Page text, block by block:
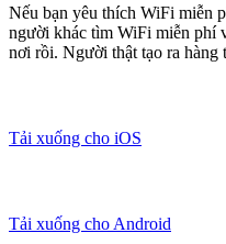
Nếu bạn yêu thích WiFi miễn
người khác tìm WiFi miễn phí
nơi rồi. Người thật tạo ra hàng
Tải xuống cho iOS
Tải xuống cho Android